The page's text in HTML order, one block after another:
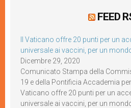
FEED
Il Vaticano offre 20 punti per un
universale ai vaccini, per un
Dicembre 29, 2020
Comunicato Stampa della
19 e della Pontificia Accademia per
Vaticano offre 20 punti per un
universale ai vaccini, per un